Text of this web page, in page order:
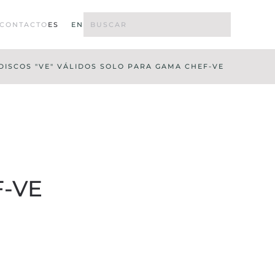
CONTACTO ES EN
"VE" VÁLIDOS SOLO PARA GAMA CHEF-VE
VE